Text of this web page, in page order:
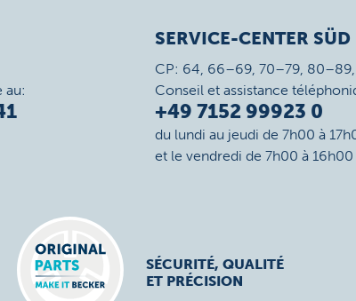
au:
SERVICE-CENTER SÜD
CP: 64, 66–69, 70–79,
Conseil et assistance
+49 7152 99923 0
du lundi au jeudi de 7h00 à
et le vendredi de 7h00 à 16h00
SÉCURITÉ, QUALITÉ
ET PRÉCISION